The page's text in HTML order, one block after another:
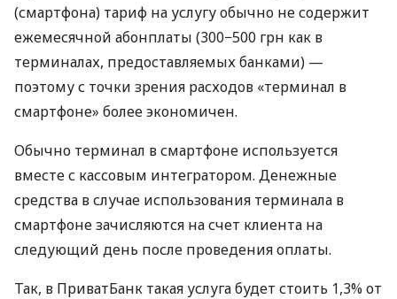
(смартфона) тариф на услугу обычно не содержит
ежемесячной абонплаты (300−500 грн как в
терминалах, предоставляемых банками) —
поэтому с точки зрения расходов «терминал в
смартфоне» более экономичен.
Обычно терминал в смартфоне используется
вместе с кассовым интегратором. Денежные
средства в случае использования терминала в
смартфоне зачисляются на счет клиента на
следующий день после проведения оплаты.
Так, в ПриватБанк такая услуга будет стоить 1,3% от